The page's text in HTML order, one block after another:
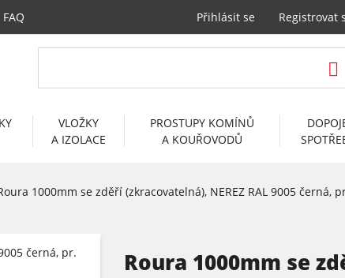
FAQ Přihlásit se Registrovat
VLOŽKY
A IZOLACE
PROSTUPY KOMÍNŮ
A KOUŘOVODŮ
1000mm se zděří (zkracovatelná), NEREZ RAL 9005 černá,
Roura 1000mm se